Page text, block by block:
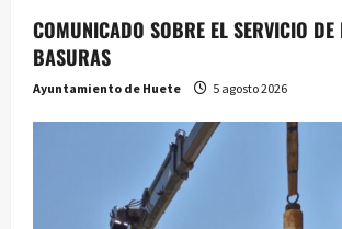
COMUNICADO SOBRE EL SERVICIO DE
BASURAS
Ayuntamiento de Huete 5 agosto 2026